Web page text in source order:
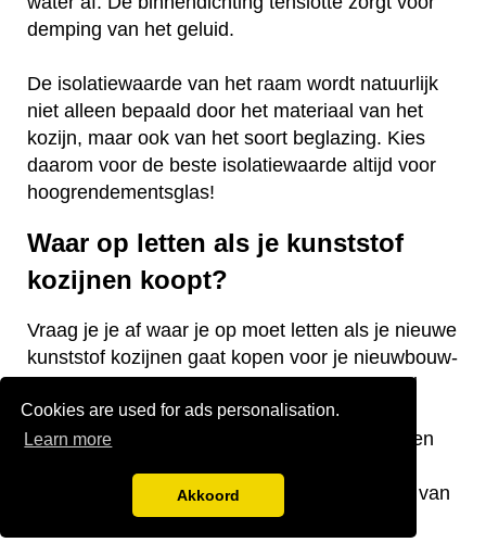
Cookies are used for ads personalisation.
Learn more
Akkoord
demping van het geluid.
De isolatiewaarde van het raam wordt natuurlijk
niet alleen bepaald door het materiaal van het
kozijn, maar ook van het soort beglazing. Kies
daarom voor de beste isolatiewaarde altijd voor
hoogrendementsglas!
Waar op letten als je kunststof
kozijnen koopt?
Vraag je je af waar je op moet letten als je nieuwe
kunststof kozijnen gaat kopen voor je nieuwbouw-
of bestaande woning? Wij hebben een aantal
nuttige tips voor je! De keurmerken van de
kozijnen, welke isolatiewaarde je nodig hebt en
belangrijke aandachtspunten bij de aanschaf van
kunststof kozijnen.